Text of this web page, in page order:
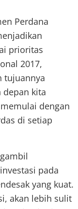
Perdana
prioritas
2017,
tujuannya
kita
dengan
di setiap
pada
yang kuat.
akan lebih sulit